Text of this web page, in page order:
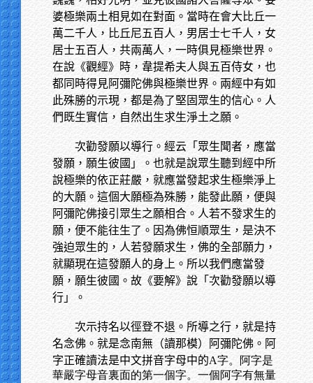
婆極樂兩土相見如在對面。當時在會大比丘一
萬二千人，比丘尼五百人，男居士七千人，女
居士五百人，共兩萬人，一時俱見極樂世界。
在說《觀經》時，韋提希夫人與五百侍女，也
都同時得見阿彌陀佛與極樂世界。兩經中有如
此殊勝的示現，都是為了堅固眾生的信心。人
們既生實信，自然出生求生淨土之願。
次勸發願以導行。經云「眾生聞者，應當
發願，願生彼國」。也就是說眾生聽到經中所
說極樂的依正莊嚴，就應當發起求生極樂淨上
的大願。這個大願極為殊勝，能發此願，便與
阿彌陀佛接引眾生之願相合。人若不發求生的
願，便不能往生了。因為佛恒順眾生，是決不
強迫眾生的，人若發願求生，佛的全部願力，
就顯現在這發願人的身上。所以我們應當發
願，願生彼國。故《要解》說「次勸發願以導
行」。
次示持名以徑登不退。所導之行，就是持
名念佛。就是念南無（讀那模）阿彌陀佛。阿
字正確讀法是中文拼音字母中的A字。阿字是
華嚴字母音裏面的第一個字。一個阿字有無量